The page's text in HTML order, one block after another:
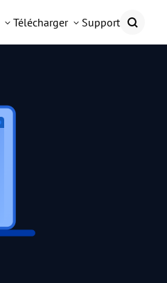
Télécharger Support